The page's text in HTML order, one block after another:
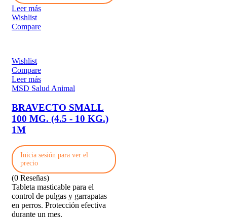
Leer más
Wishlist
Compare
Wishlist
Compare
Leer más
MSD Salud Animal
BRAVECTO SMALL
100 MG. (4.5 - 10 KG.)
1M
Inicia sesión para ver el
precio
(0 Reseñas)
Tableta masticable para el
control de pulgas y garrapatas
en perros. Protección efectiva
durante un mes.